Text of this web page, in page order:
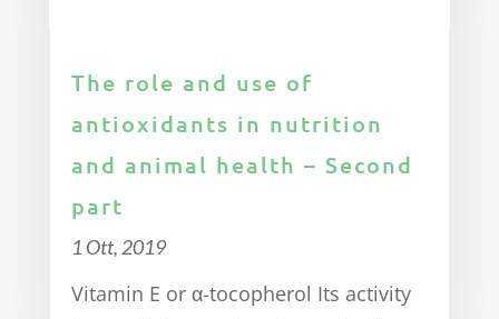
The role and use of
antioxidants in nutrition
and animal health – Second
part
1 Ott, 2019
Vitamin E or α-tocopherol Its activity